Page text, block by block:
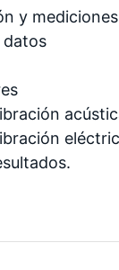
y mediciones
datos